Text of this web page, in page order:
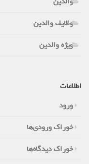
وظایف والدین
ویژه والدین
اطلاعات
ورود
خوراک ورودی‌ها
خوراک دیدگاه‌ها